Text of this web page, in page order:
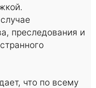
преследования и
что по всему